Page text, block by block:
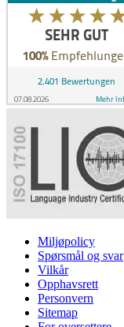
Miljøpolicy
Spørsmål og svar
Vilkår
Opphavsrett
Personvern
Sitemap